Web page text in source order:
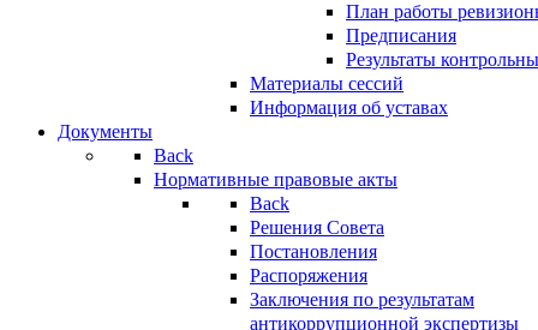
План работы
Предписания
Результаты
Материалы сессий
Информация об уставах
Документы
Back
Нормативные правовые акты
Back
Решения Совета
Постановления
Распоряжения
Заключения по результатам
антикоррупционной экспертизы